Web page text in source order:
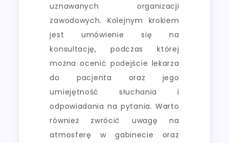
uznawanych organizacji
zawodowych. Kolejnym krokiem
jest umówienie się na
konsultację, podczas której
można ocenić podejście lekarza
do pacjenta oraz jego
umiejętność słuchania i
odpowiadania na pytania. Warto
również zwrócić uwagę na
atmosferę w gabinecie oraz